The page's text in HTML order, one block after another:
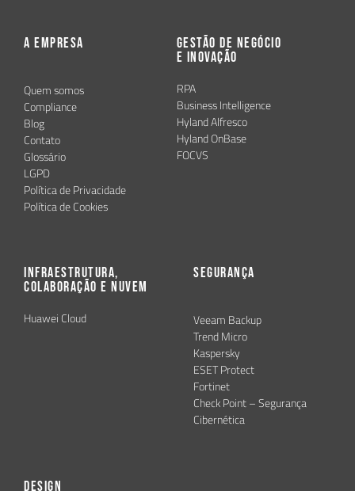
A Empresa
Quem somos
Compliance
Blog
Contato
Glossário
LGPD
Política de Privacidade
Política de Cookies
Gestão de Negócio
e Inovação
RPA
Business Intelligence
Hyland Alfresco
Hyland OnBase
FOCVS
Infraestrutura,
Colaboração e Nuvem
Huawei Cloud
Segurança
Veeam Backup
Trend Micro
Kaspersky
ESET Protect
Fortinet
Check Point – Segurança
Cibernética
Design